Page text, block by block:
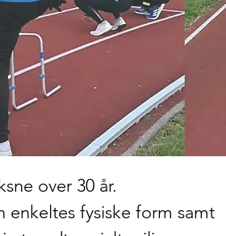
over 30 år.
fysiske form samt